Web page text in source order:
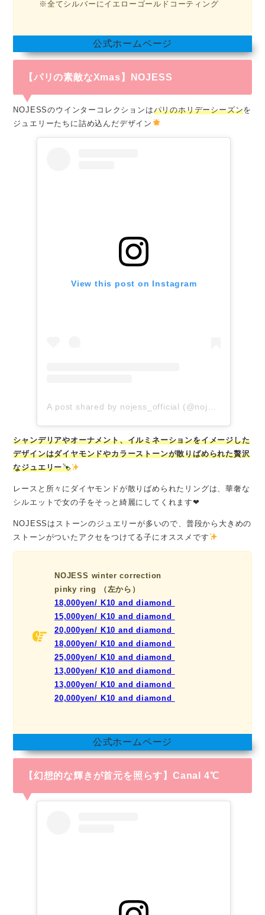
※全てシルバーにイエローゴールドコーティング
公式ホームページ
【パリの素敵なXmas】NOJESS
NOJESSのウインターコレクションはパリのホリデーシーズンを
ジュエリーたちに詰め込んだデザイン
View this post on Instagram
A post shared by nojess_official (@nojess_official)
シャンデリアやオーナメント、イルミネーションをイメージした
デザインはダイヤモンドやカラーストーンが散りばめられた贅沢
なジュエリー
レースと所々にダイヤモンドが散りばめられたリングは、華奢な
シルエットで女の子をそっと綺麗にしてくれます❤︎
NOJESSはストーンのジュエリーが多いので、普段から大きめの
ストーンがついたアクセをつけてる子にオススメです
NOJESS winter correction
pinky ring （左から）
18,000yen/ K10 and diamond
15,000yen/ K10 and diamond
20,000yen/ K10 and diamond
18,000yen/ K10 and diamond
25,000yen/ K10 and diamond
13,000yen/ K10 and diamond
13,000yen/ K10 and diamond
20,000yen/ K10 and diamond
公式ホームページ
【幻想的な輝きが首元を照らす】Canal 4℃